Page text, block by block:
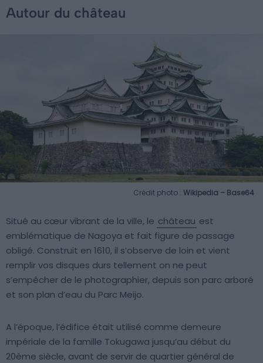
Autour du château
Crédit photo : Wikipedia – Base64
Situé au cœur vibrant de la ville, le château est
emblématique de Nagoya et fait figure de passage
obligé. Construit en 1610, il s’observe de loin et vient
remplir vos disques durs tellement on ne peut
s’empêcher de le photographier, depuis son parc arboré
et son plan d’eau du Parc Meijo.
A l’époque, l’édifice était utilisé comme demeure
impériale de la famille Tokugawa jusqu’au début du
20ème siècle, avant de servir de quartier général de